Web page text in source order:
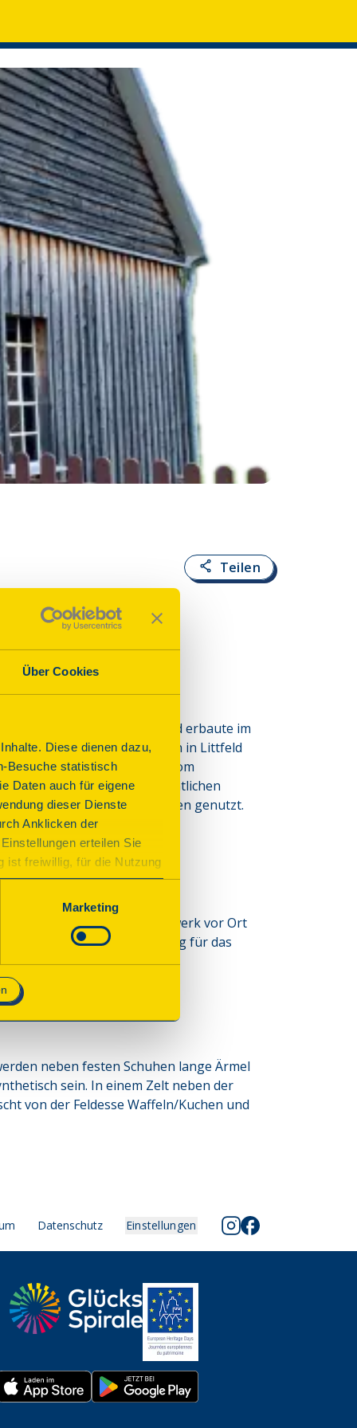
Über Cookies
Diese dienen dazu,
Besuche statistisch
Daten auch für eigene
dieser Dienste
Anklicken der
erteilen Sie
ist freiwillig, für die Nutzung
Sie das Consent Tool
notwendig und für den
Marketing
Teilen
Wohnhaus seiner Eltern und erbaute im
damals mehreren Schmieden in Littfeld
Sie wurde 2014 vom
nach denkmalschutzrechtlichen
Schmiedeveranstaltungen genutzt.
wird das Schmiedehandwerk vor Ort
Handwerk, der Bedeutung für das
neben festen Schuhen lange Ärmel
sein. In einem Zelt neben der
von der Feldesse Waffeln/Kuchen und
Datenschutz Einstellungen